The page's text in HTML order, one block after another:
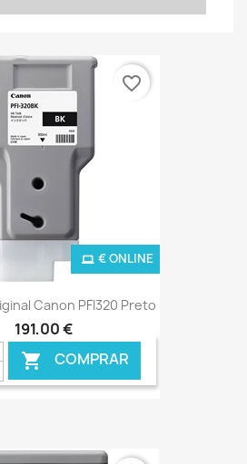
Canon PFI320 Preto
191,00 €
 COMPRAR
€ ONLINE
favorite_border